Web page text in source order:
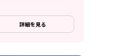
詳細を見る